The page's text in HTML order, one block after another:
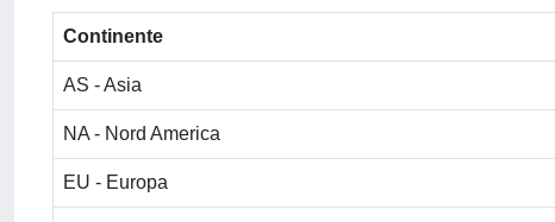
Continente
AS - Asia
NA - Nord America
EU - Europa